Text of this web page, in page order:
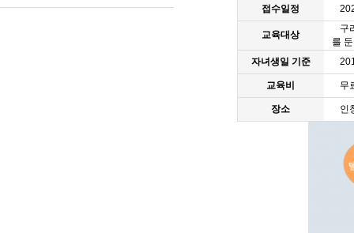
접수일정
교육대상
구
를
자녀생일 기준
교육비 무
장소 인